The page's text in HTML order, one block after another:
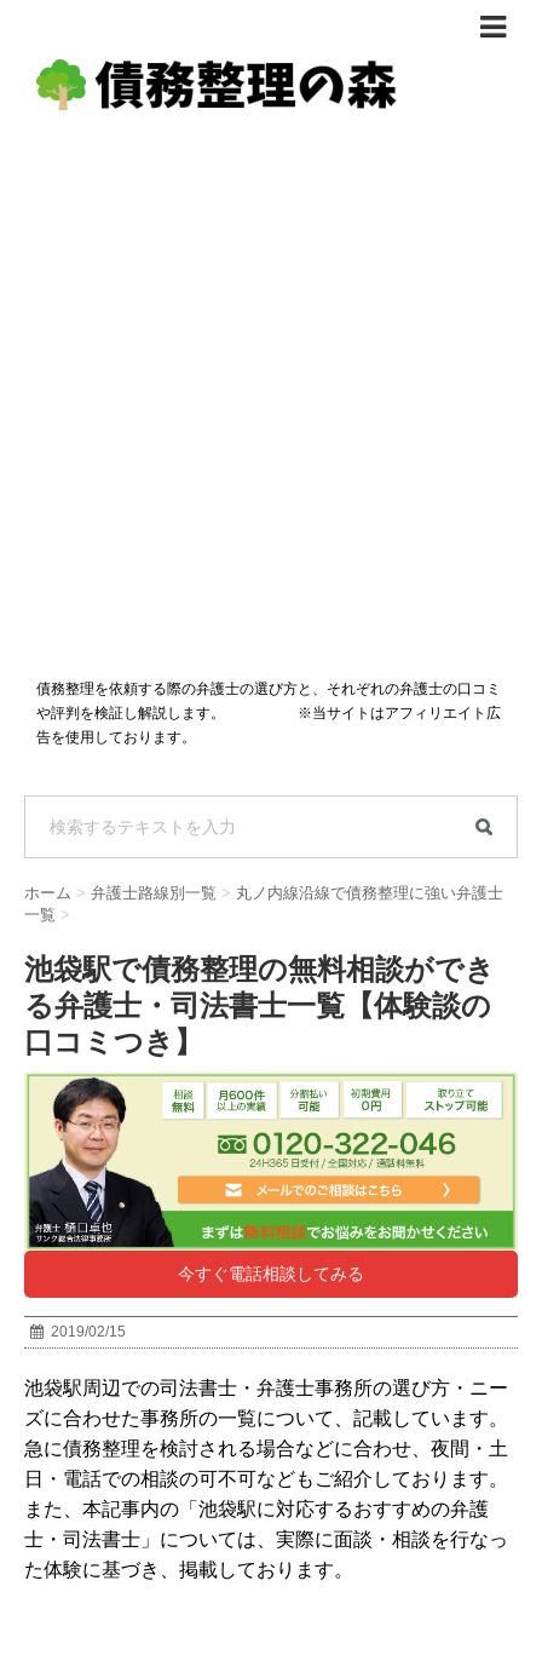
債務整理体験談
債務整理を依頼する際の弁護士の選び方と、それぞれの弁護士の口コミ
や評判を検証し解説します。 ※当サイトはアフィリエイト広
告を使用しております。
ホーム > 弁護士路線別一覧 > 丸ノ内線沿線で債務整理に強い弁護士
一覧 >
池袋駅で債務整理の無料相談ができ
る弁護士・司法書士一覧【体験談の
口コミつき】
今すぐ電話相談してみる
2019/02/15
池袋駅周辺での司法書士・弁護士事務所の選び方・ニー
ズに合わせた事務所の一覧について、記載しています。
急に債務整理を検討される場合などに合わせ、夜間・土
日・電話での相談の可不可などもご紹介しております。
また、本記事内の「池袋駅に対応するおすすめの弁護
士・司法書士」については、実際に面談・相談を行なっ
た体験に基づき、掲載しております。